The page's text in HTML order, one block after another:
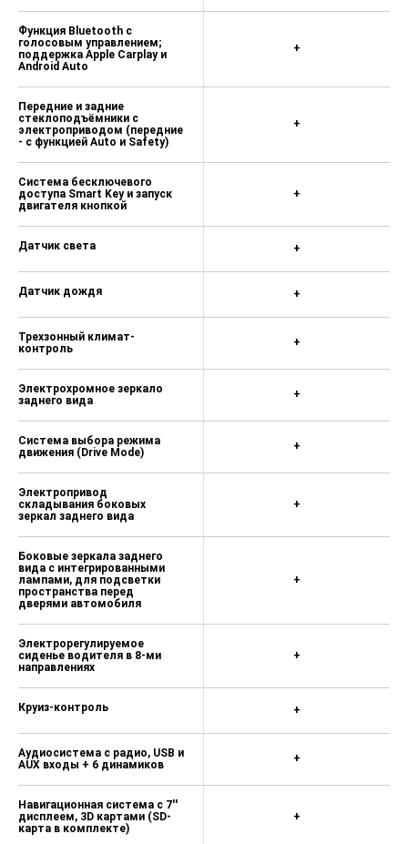
Функция Bluetooth с
голосовым управлением;
поддержка Apple Carplay и
Android Auto
Передние и задние
стеклоподъёмники с
электроприводом (передние
- с функцией Auto и Safety)
Система бесключевого
доступа Smart Key и запуск
двигателя кнопкой
Датчик света
Датчик дождя
Трехзонный климат-
контроль
Электрохромное зеркало
заднего вида
Система выбора режима
движения (Drive Mode)
Электропривод
складывания боковых
зеркал заднего вида
Боковые зеркала заднего
вида с интегрированными
лампами, для подсветки
пространства перед
дверями автомобиля
Электрорегулируемое
сиденье водителя в 8-ми
направлениях
Круиз-контроль
Аудиосистема с радио, USB и
AUX входы + 6 динамиков
Навигационная система с 7''
дисплеем, 3D картами (SD-
карта в комплекте)
+
+
+
+
+
+
+
+
+
+
+
+
+
+